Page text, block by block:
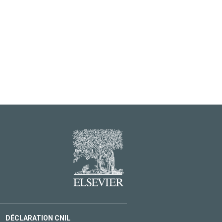
DÉCLARATION CNIL